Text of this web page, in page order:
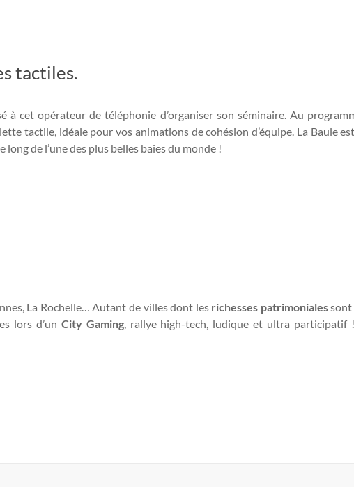
tactiles.
à cet opérateur de téléphonie d’organiser son séminaire. Au
tactile, idéale pour vos animations de cohésion d’équipe. La Baule
de l’une des plus belles baies du monde !
La Rochelle… Autant de villes dont les richesses patrimonialessont
lors d’un City Gaming, rallye high-tech, ludique et ultra participatif